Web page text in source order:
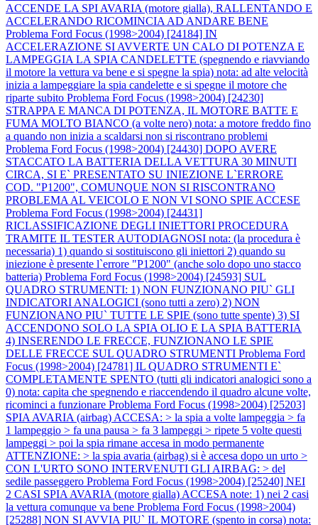
ACCENDE LA SPI AVARIA (motore gialla), RALLENTANDO E
ACCELERANDO RICOMINCIA AD ANDARE BENE
Problema Ford Focus (1998>2004) [24184] IN
ACCELERAZIONE SI AVVERTE UN CALO DI POTENZA E
LAMPEGGIA LA SPIA CANDELETTE (spegnendo e riavviando
il motore la vettura va bene e si spegne la spia) nota: ad alte velocità
inizia a lampeggiare la spia candelette e si spegne il motore che
riparte subito Problema Ford Focus (1998>2004) [24230]
STRAPPA E MANCA DI POTENZA, IL MOTORE BATTE E
FUMA MOLTO BIANCO (a volte nero) nota: a motore freddo fino
a quando non inizia a scaldarsi non si riscontrano problemi
Problema Ford Focus (1998>2004) [24430] DOPO AVERE
STACCATO LA BATTERIA DELLA VETTURA 30 MINUTI
CIRCA, SI E` PRESENTATO SU INIEZIONE L`ERRORE
COD. "P1200", COMUNQUE NON SI RISCONTRANO
PROBLEMA AL VEICOLO E NON VI SONO SPIE ACCESE
Problema Ford Focus (1998>2004) [24431]
RICLASSIFICAZIONE DEGLI INIETTORI PROCEDURA
TRAMITE IL TESTER AUTODIAGNOSI nota: (la procedura è
necessaria) 1) quando si sostituiscono gli iniettori 2) quando su
iniezione è presente l`errore "P1200" (anche solo dopo uno stacco
batteria) Problema Ford Focus (1998>2004) [24593] SUL
QUADRO STRUMENTI: 1) NON FUNZIONANO PIU` GLI
INDICATORI ANALOGICI (sono tutti a zero) 2) NON
FUNZIONANO PIU` TUTTE LE SPIE (sono tutte spente) 3) SI
ACCENDONO SOLO LA SPIA OLIO E LA SPIA BATTERIA
4) INSERENDO LE FRECCE, FUNZIONANO LE SPIE
DELLE FRECCE SUL QUADRO STRUMENTI Problema Ford
Focus (1998>2004) [24781] IL QUADRO STRUMENTI E`
COMPLETAMENTE SPENTO (tutti gli indicatori analogici sono a
0) nota: capita che spegnendo e riaccendendo il quadro alcune volte,
ricominci a funzionare Problema Ford Focus (1998>2004) [25203]
SPIA AVARIA (airbag) ACCESA: > la spia a volte lampeggia > fa
1 lampeggio > fa una pausa > fa 3 lampeggi > ripete 5 volte questi
lampeggi > poi la spia rimane accesa in modo permanente
ATTENZIONE: > la spia avaria (airbag) si è accesa dopo un urto >
CON L'URTO SONO INTERVENUTI GLI AIRBAG: > del
sedile passeggero Problema Ford Focus (1998>2004) [25240] NEI
2 CASI SPIA AVARIA (motore gialla) ACCESA note: 1) nei 2 casi
la vettura comunque va bene Problema Ford Focus (1998>2004)
[25288] NON SI AVVIA PIU` IL MOTORE (spento in corsa) nota: